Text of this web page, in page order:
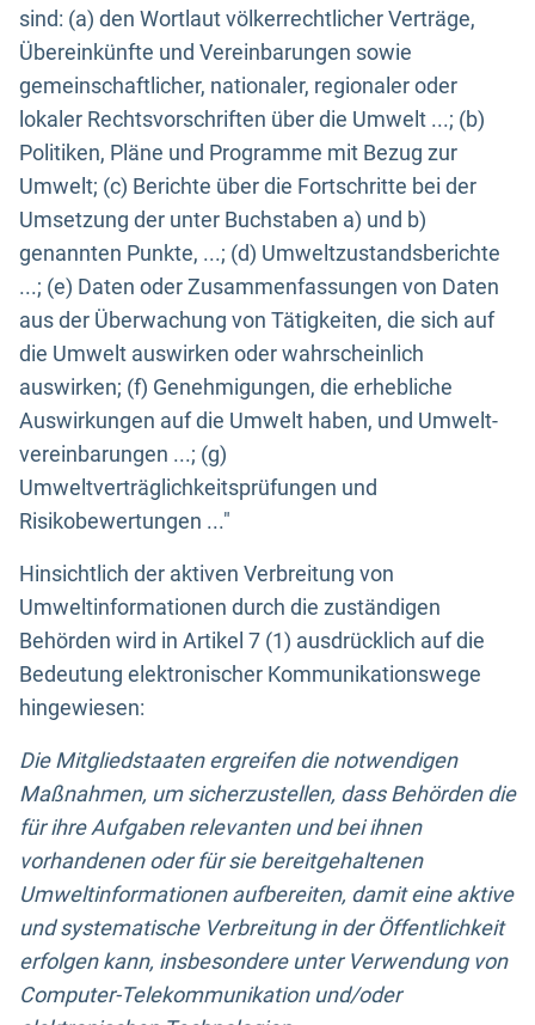
sind: (a) den Wortlaut völkerrechtlicher Verträge,
Übereinkünfte und Vereinbarungen sowie
gemeinschaftlicher, nationaler, regionaler oder
lokaler Rechtsvorschriften über die Umwelt ...; (b)
Politiken, Pläne und Programme mit Bezug zur
Umwelt; (c) Berichte über die Fortschritte bei der
Umsetzung der unter Buchstaben a) und b)
genannten Punkte, ...; (d) Umweltzustandsberichte
...; (e) Daten oder Zusammenfassungen von Daten
aus der Überwachung von Tätigkeiten, die sich auf
die Umwelt auswirken oder wahrscheinlich
auswirken; (f) Genehmigungen, die erhebliche
Auswirkungen auf die Umwelt haben, und Umwelt-
vereinbarungen ...; (g)
Umweltverträglichkeitsprüfungen und
Risikobewertungen ..."
Hinsichtlich der aktiven Verbreitung von
Umweltinformationen durch die zuständigen
Behörden wird in Artikel 7 (1) ausdrücklich auf die
Bedeutung elektronischer Kommunikationswege
hingewiesen:
Die Mitgliedstaaten ergreifen die notwendigen
Maßnahmen, um sicherzustellen, dass Behörden die
für ihre Aufgaben relevanten und bei ihnen
vorhandenen oder für sie bereitgehaltenen
Umweltinformationen aufbereiten, damit eine aktive
und systematische Verbreitung in der Öffentlichkeit
erfolgen kann, insbesondere unter Verwendung von
Computer-Telekommunikation und/oder